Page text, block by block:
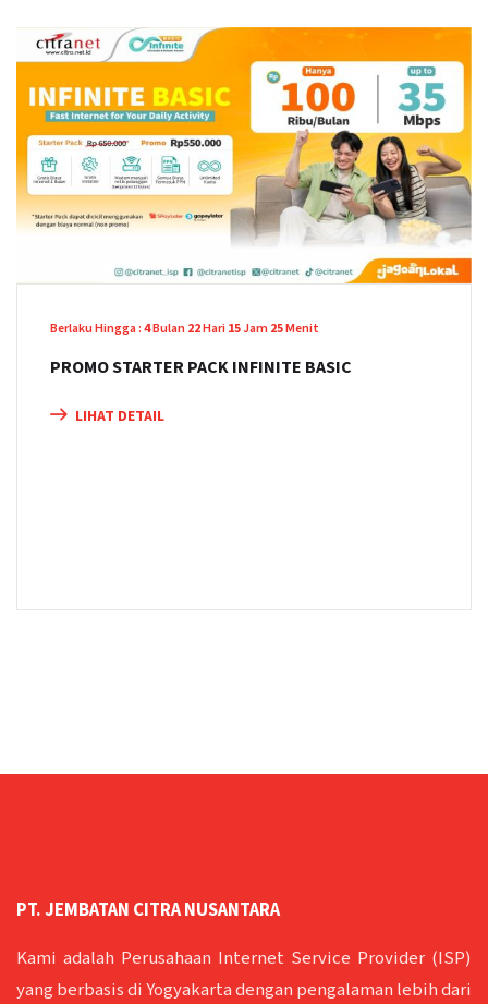
Berlaku Hingga :4Bulan22Hari15Jam25Menit
PROMO STARTER PACK INFINITE BASIC
LIHAT DETAIL
PT. JEMBATAN CITRA NUSANTARA
Kami adalah Perusahaan Internet Service Provider (ISP)
yang berbasis di Yogyakarta dengan pengalaman lebih dari